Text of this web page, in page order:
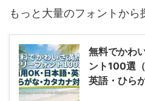
もっと大量のフォントから
無料でかわ
ント100選
英語・ひら